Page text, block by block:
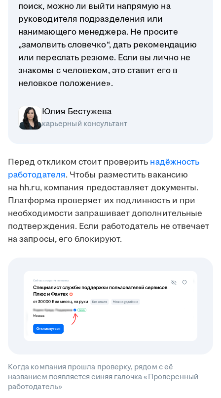
поиск, можно ли выйти напрямую на
руководителя подразделения или
нанимающего менеджера. Не просите
„замолвить словечко“, дать рекомендацию
или переслать резюме. Если вы лично не
знакомы с человеком, это ставит его в
неловкое положение».
Юлия Бестужева
карьерный консультант
Перед откликом стоит проверить надёжность
работодателя. Чтобы разместить вакансию
на hh.ru, компания предоставляет документы.
Платформа проверяет их подлинность и при
необходимости запрашивает дополнительные
подтверждения. Если работодатель не отвечает
на запросы, его блокируют.
Когда компания прошла проверку, рядом с её
названием появляется синяя галочка «Проверенный
работодатель»